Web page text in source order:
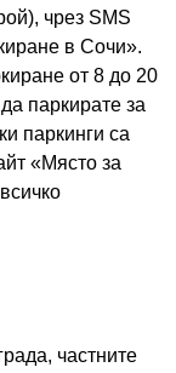
чрез SMS
в Сочи».
от 8 до 20
паркирате за
паркинги са
«Място за
частните